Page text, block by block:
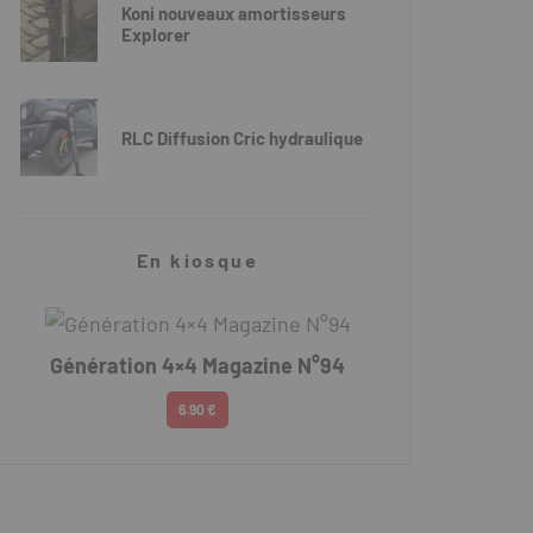
Koni nouveaux amortisseurs
Explorer
RLC Diffusion Cric hydraulique
En kiosque
Génération 4×4 Magazine N°94
6.90 €